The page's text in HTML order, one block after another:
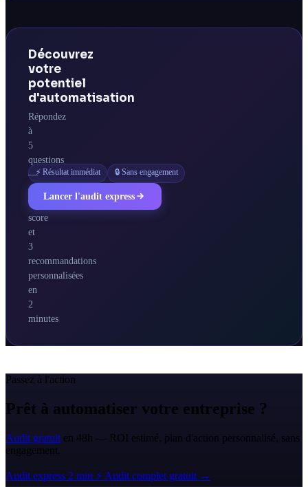
Découvrez
votre
potentiel
d'automatisation
Répondez
à
5
questions
—
obtenez
votre
score
et
3
recommandations
personnalisées
en
2
minutes
⚡ Résultat immédiat 🔒 Sans engagement
Lancer l'audit express
Passez à l'action
Prêt à automatiser votre entreprise ?
Audit gratuit en 48h — ROI estimé, plan d'action personnalisé, sans
engagement.
Audit express 2 min ⚡ Audit complet gratuit →